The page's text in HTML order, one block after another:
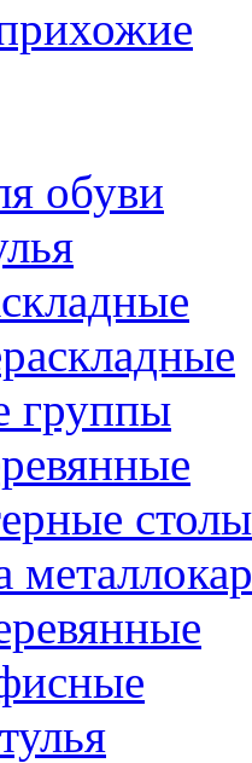
обуви
группы
столы